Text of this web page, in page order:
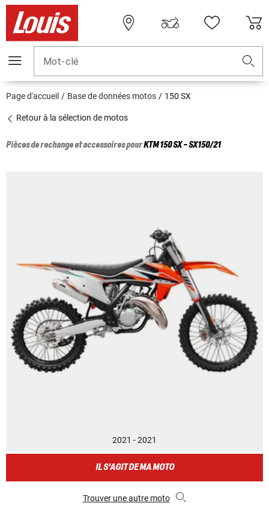
Mot-clé
Page d'accueil Base de données motos 150 SX
Retour à la sélection de motos
Pièces de rechange et accessoires pourKTM150 SX - SX150/21
2021 - 2021
IL S'AGIT DE MA MOTO
Trouver une autre moto